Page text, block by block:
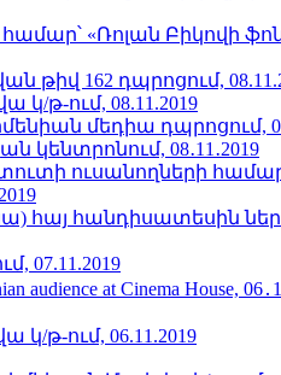
«Ռոլան Բիկովի
թիվ 162 դպրոցում,
թ-ում, 08.11.2019
մեդիա դպրոցում,
08․11․2019
ուսանողների համար,
հայ հանդիսատեսին
07.11.2019
audience at Cinema House,
թ-ում, 06.11.2019